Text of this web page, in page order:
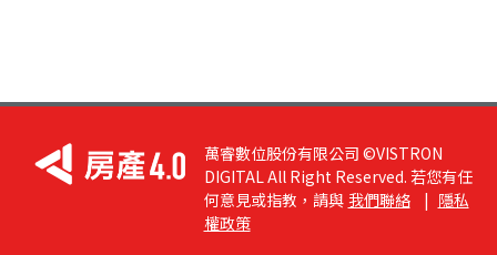
萬睿數位股份有限公司 ©VISTRON
DIGITAL All Right Reserved. 若您有任
何意見或指教，請與 我們聯絡 | 隱私
權政策